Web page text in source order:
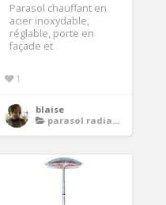
Parasol chauffant en
acier inoxydable,
réglable, porte en
façade et
1
blaise
parasol radiateur chauffant